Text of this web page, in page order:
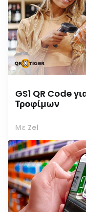
GS1 QR Code
Τροφίμων
Με Zel